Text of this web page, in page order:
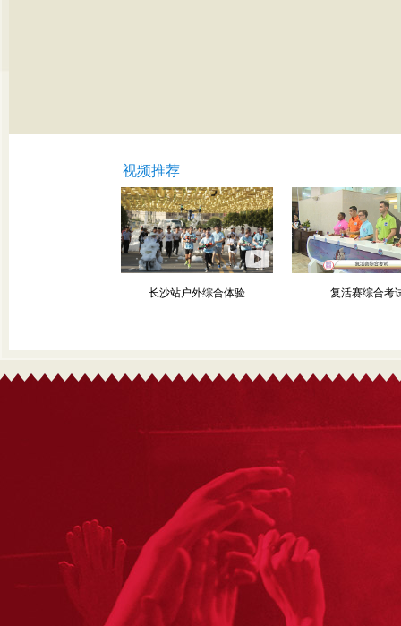
视频推荐
长沙站户外综合体验 复活赛综合考